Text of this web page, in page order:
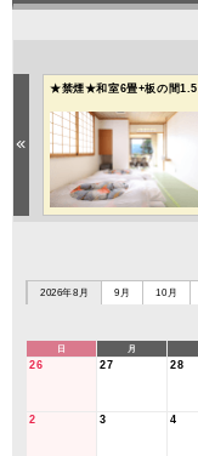
Previous
★禁煙★和室6畳+板の間1.5
2026年8月 9月 10月
日 月
26 27 28
2 3 4